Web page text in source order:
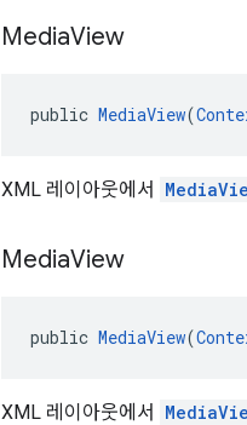
MediaView
public MediaView(
XML 레이아웃에서
MediaView
public MediaView(
XML 레이아웃에서